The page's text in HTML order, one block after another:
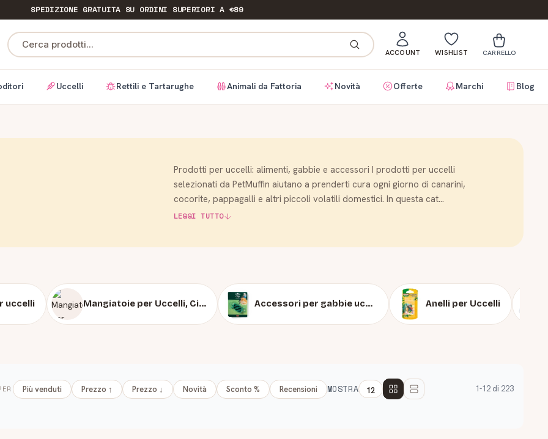
SPEDIZIONE GRATUITASU ORDINI SUPERIORI A €89
Cerca prodotti...
ACCOUNT WISHLIST CARRELLO
Uccelli Rettili e Tartarughe Animali da Fattoria Novità Offerte Marchi Blog
Prodotti per uccelli: alimenti, gabbie e accessori I prodotti per uccelli
selezionati da PetMuffin aiutano a prenderti cura ogni giorno di canarini,
cocorite, pappagalli e altri piccoli volatili domestici. In questa cat…
LEGGI TUTTO
uccelli Mangiatoie per Uccelli, Ciotole e Distributori Accessori per gabbie uccelli Anelli per Uccelli
Più venduti Prezzo ↑ Prezzo ↓ Novità Sconto % Recensioni MOSTRA 1-12 di 223